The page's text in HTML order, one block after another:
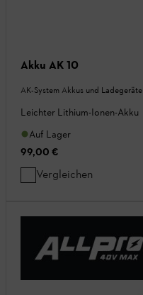
Akku AK 10
AK-System Akkus und Ladegeräte
Leichter Lithium-Ionen-Akku
Auf Lager
99,00 €
Vergleichen